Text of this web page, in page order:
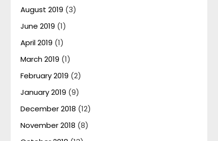
August 2019 (3)
June 2019 (1)
April 2019 (1)
March 2019 (1)
February 2019 (2)
January 2019 (9)
December 2018 (12)
November 2018 (8)